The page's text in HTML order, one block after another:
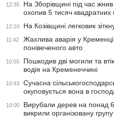
12:35
На Зборівщині під час
охопив 5 тисяч квадратних
12:10 На Козівщині легковик
11:42
Жахлива аварія у
понівеченого авто
10:55
Пошкодив дві могили та
водія на Кременеччині
10:43
Сучасна
окуповується вона в
10:00
Вирубали дерев на понад
викрили організовану групу